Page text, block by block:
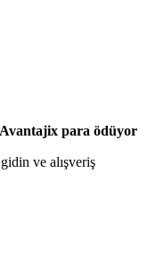
Avantajix para ödüyor
ve alışveriş